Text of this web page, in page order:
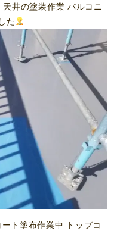
井の塗装作業 バルコニ
た
ト塗布作業中 トップコ